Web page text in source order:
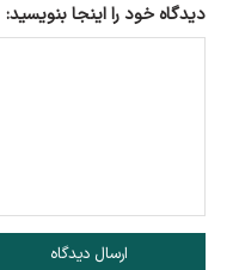
دیدگاه خود را اینجا بنویسید:
ارسال دیدگاه